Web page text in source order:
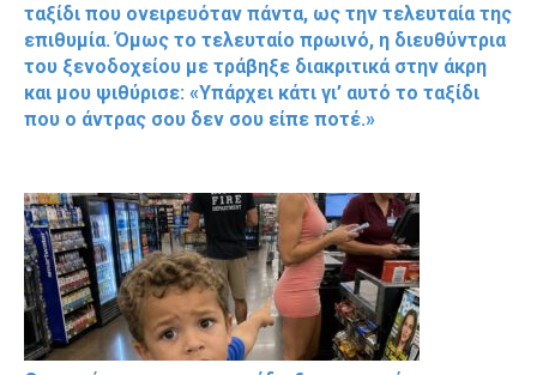
ταξίδι που ονειρευόταν πάντα, ως την τελευταία της
επιθυμία. Όμως το τελευταίο πρωινό, η διευθύντρια
του ξενοδοχείου με τράβηξε διακριτικά στην άκρη
και μου ψιθύρισε: «Υπάρχει κάτι γι’ αυτό το ταξίδι
που ο άντρας σου δεν σου είπε ποτέ.»